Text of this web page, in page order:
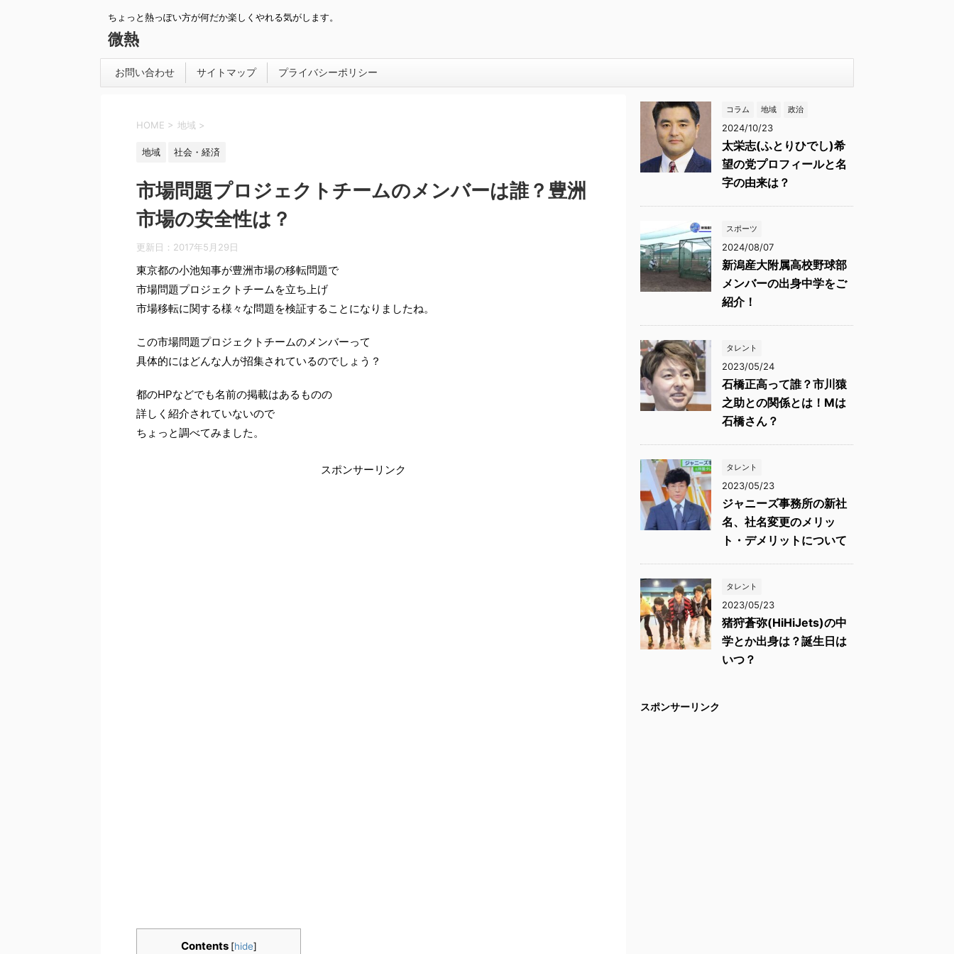
ちょっと熱っぽい方が何だか楽しくやれる気がします。
微熱
お問い合わせ サイトマップ プライバシーポリシー
HOME > 地域 >
地域 社会・経済
市場問題プロジェクトチームのメンバーは誰？豊洲
市場の安全性は？
更新日： 2017年5月29日
東京都の小池知事が豊洲市場の移転問題で
市場問題プロジェクトチームを立ち上げ
市場移転に関する様々な問題を検証することになりましたね。
この市場問題プロジェクトチームのメンバーって
具体的にはどんな人が招集されているのでしょう？
都のHPなどでも名前の掲載はあるものの
詳しく紹介されていないので
ちょっと調べてみました。
スポンサーリンク
Contents [hide]
コラム 地域 政治
2024/10/23
太栄志(ふとりひでし)希
望の党プロフィールと名
字の由来は？
スポーツ
2024/08/07
新潟産大附属高校野球部
メンバーの出身中学をご
紹介！
タレント
2023/05/24
石橋正高って誰？市川猿
之助との関係とは！Mは
石橋さん？
タレント
2023/05/23
ジャニーズ事務所の新社
名、社名変更のメリッ
ト・デメリットについて
タレント
2023/05/23
猪狩蒼弥(HiHiJets)の中
学とか出身は？誕生日は
いつ？
スポンサーリンク